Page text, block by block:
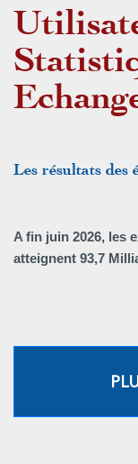
Les résultats des
A fin juin 2026, les
atteignent 93,7